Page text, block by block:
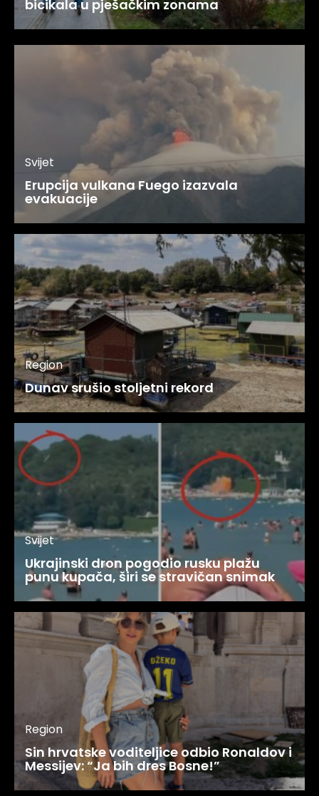
bicikala u pješačkim zonama
Svijet
Erupcija vulkana Fuego izazvala
evakuacije
Region
Dunav srušio stoljetni rekord
Svijet
Ukrajinski dron pogodio rusku plažu
punu kupača, širi se stravičan snimak
Region
Sin hrvatske voditeljice odbio Ronaldov i
Messijev: “Ja bih dres Bosne!”